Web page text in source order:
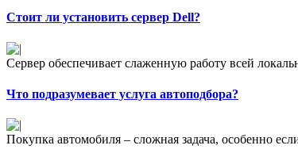
Стоит ли установить сервер Dell?
Сервер обеспечивает слаженную работу всей
Что подразумевает услуга автоподбора?
Покупка автомобиля – сложная задача, особенно